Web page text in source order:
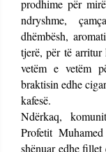
prodhime për
ndryshme,
dhëmbësh,
tjerë, për të arritur
vetëm e vetëm
braktisin edhe
kafesë.
Ndërkaq,
Profetit
shënuar edhe fillet